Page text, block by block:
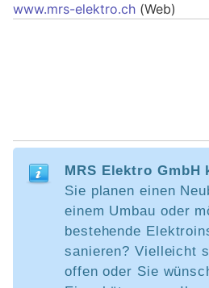
www.mrs-elektro.ch (Web)
MRS Elektro GmbH
Sie planen einen
einem Umbau oder
bestehende
sanieren? Vielleicht
offen oder Sie